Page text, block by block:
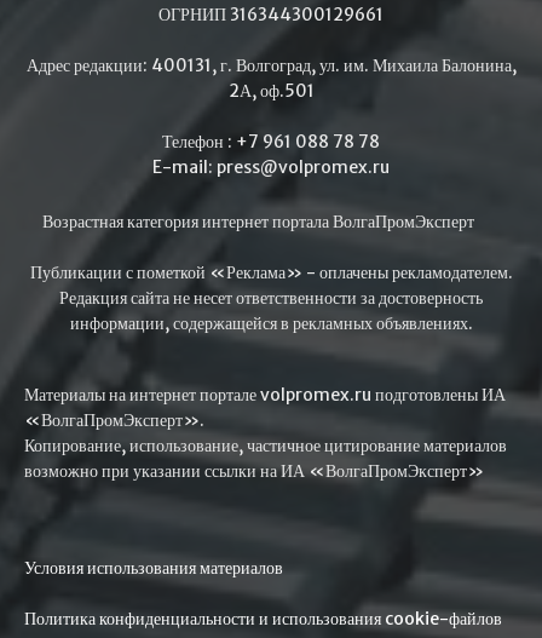
ОГРНИП 316344300129661
Адрес редакции: 400131, г. Волгоград, ул. им. Михаила Балонина,
2А, оф.501
Телефон : +7 961 088 78 78
E-mail: press@volpromex.ru
Возрастная категория интернет портала ВолгаПромЭксперт
Публикации с пометкой «Реклама» - оплачены рекламодателем.
Редакция сайта не несет ответственности за достоверность
информации, содержащейся в рекламных объявлениях.
Материалы на интернет портале volpromex.ru подготовлены ИА
«ВолгаПромЭксперт».
Копирование, использование, частичное цитирование материалов
возможно при указании ссылки на ИА «ВолгаПромЭксперт»
Условия использования материалов
Политика конфиденциальности и использования cookie-файлов